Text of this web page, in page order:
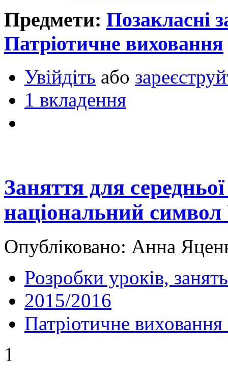
Предмети: Позакласні
Патріотичне виховання
Увійдіть або
1 вкладення
Заняття для
національний символ
Опубліковано: Анна
Розробки уроків, занять
2015/2016
Патріотичне виховання
1